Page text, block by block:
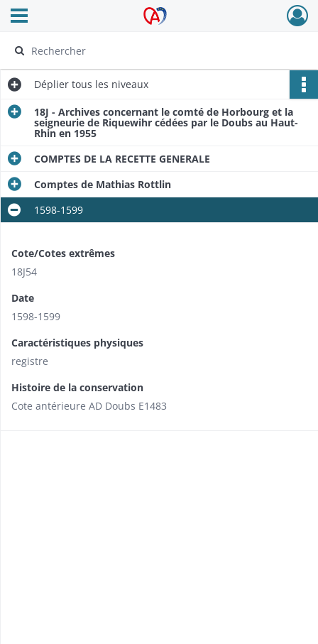
Archives Alsace - Colmar
Ouvrir le menu déroulant
Déplier tous les niveaux
18J - Archives concernant le comté de Horbourg et la
seigneurie de Riquewihr cédées par le Doubs au Haut-
Rhin en 1955
COMPTES DE LA RECETTE GENERALE
Comptes de Mathias Rottlin
1598-1599
Cote/Cotes extrêmes
18J54
Date
1598-1599
Caractéristiques physiques
registre
Histoire de la conservation
Cote antérieure AD Doubs E1483